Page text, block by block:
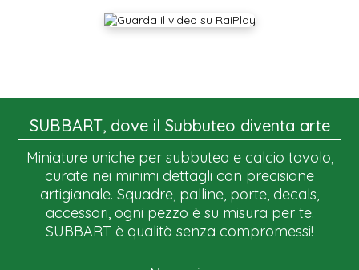
SUBBART, dove il Subbuteo diventa arte
Miniature uniche per subbuteo e calcio tavolo,
curate nei minimi dettagli con precisione
artigianale. Squadre, palline, porte, decals,
accessori, ogni pezzo è su misura per te.
SUBBART è qualità senza compromessi!